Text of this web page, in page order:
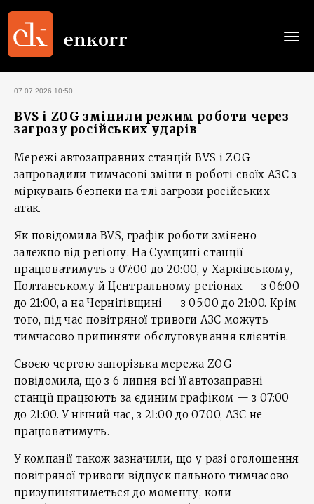
07.07.2026 10:50
BVS і ZOG змінили режим роботи через
загрозу російських ударів
Мережі автозаправних станцій BVS і ZOG
запровадили тимчасові зміни в роботі своїх АЗС з
міркувань безпеки на тлі загрози російських
атак.
Як повідомила BVS, графік роботи змінено
залежно від регіону. На Сумщині станції
працюватимуть з 07:00 до 20:00, у Харківському,
Полтавському й Центральному регіонах — з 06:00
до 21:00, а на Чернігівщині — з 05:00 до 21:00. Крім
того, під час повітряної тривоги АЗС можуть
тимчасово припиняти обслуговування клієнтів.
Своєю чергою запорізька мережа ZOG
повідомила, що з 6 липня всі її автозаправні
станції працюють за єдиним графіком — з 07:00
до 21:00. У нічний час, з 21:00 до 07:00, АЗС не
працюватимуть.
У компанії також зазначили, що у разі оголошення
повітряної тривоги відпуск пального тимчасово
призупинятиметься до моменту, коли